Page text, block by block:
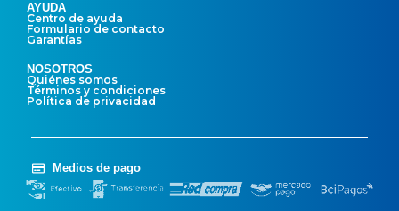
AYUDA
Centro de ayuda
Formulario de contacto
Garantías
NOSOTROS
Quiénes somos
Términos y condiciones
Política de privacidad
Medios de pago